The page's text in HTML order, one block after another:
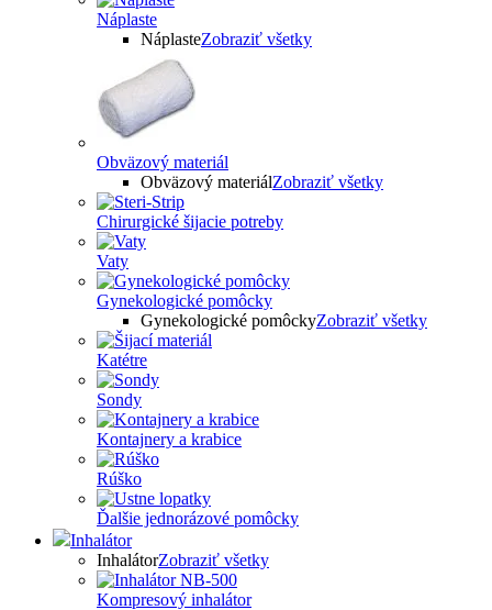
Náplaste
NáplasteZobraziť všetky
Obväzový materiál
Obväzový materiálZobraziť všetky
Chirurgické šijacie potreby
Vaty
Gynekologické pomôcky
Gynekologické pomôckyZobraziť všetky
Katétre
Sondy
Kontajnery a krabice
Rúško
Ďalšie jednorázové pomôcky
Inhalátor
InhalátorZobraziť všetky
Kompresový inhalátor